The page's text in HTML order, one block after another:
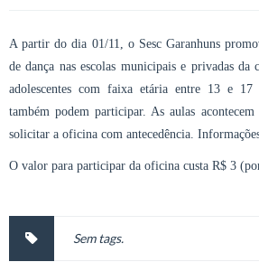
A partir do dia 01/11, o Sesc Garanhuns
de dança nas escolas municipais e privadas
adolescentes com faixa etária entre 13 e 17
também podem participar. As aulas
solicitar a oficina com antecedência.
O valor para participar da oficina custa R$ 3
Sem tags.